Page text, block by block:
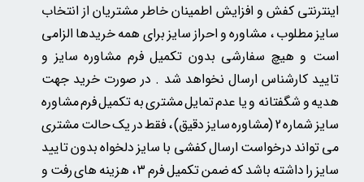
اینترنتی کفش و افزایش اطمینان خاطر مشتریان از انتخاب
سایز مطلوب ، مشاوره و احراز سایز برای همه خریدها الزامی
است و هیچ سفارشی بدون تکمیل فرم مشاوره سایز و
تایید کارشناس ارسال نخواهد شد . در صورت خرید جهت
هدیه و شگفتانه و یا عدم تمایل مشتری به تکمیل فرم مشاوره
سایز شماره 2 (مشاوره سایز دقیق) ، فقط در یک حالت مشتری
می تواند درخواست ارسال کفشی با سایز دلخواه بدون تایید
سایز را داشته باشد که ضمن تکمیل فرم 3 ، هزینه های رفت و